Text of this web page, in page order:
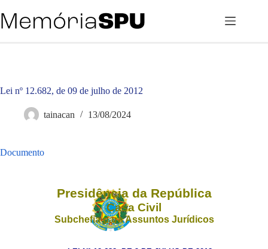
para
o
Lei nº 12.682, de 09 de julho de 2012
tainacan 13/08/2024
Documento